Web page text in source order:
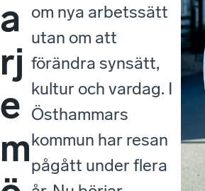
a
rj
e
m
om nya arbetssätt
utan om att
förändra synsätt,
kultur och vardag. I
Östhammars
kommun har resan
pågått under flera